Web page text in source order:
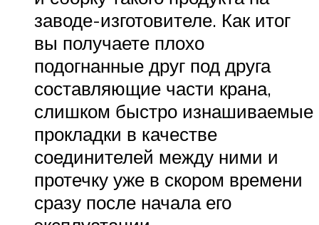
заводе-изготовителе. Как итог
вы получаете плохо
подогнанные друг под друга
составляющие части крана,
слишком быстро изнашиваемые
прокладки в качестве
соединителей между ними и
протечку уже в скором времени
сразу после начала его